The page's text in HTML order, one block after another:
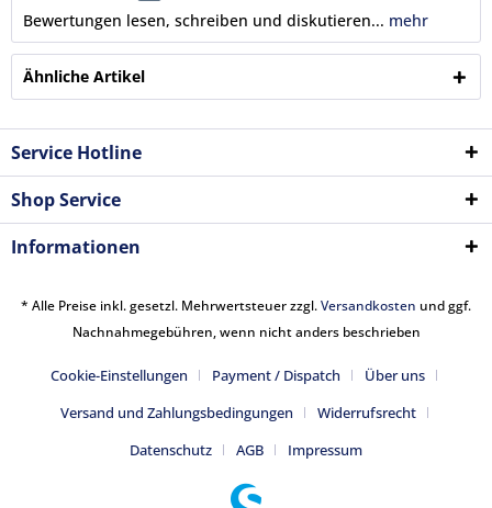
Bewertungen lesen, schreiben und diskutieren... mehr
Ähnliche Artikel
Service Hotline
Shop Service
Informationen
* Alle Preise inkl. gesetzl. Mehrwertsteuer zzgl.Versandkosten und ggf.
Nachnahmegebühren, wenn nicht anders beschrieben
Cookie-Einstellungen Payment / Dispatch
Über uns
Versand und Zahlungsbedingungen
Widerrufsrecht
Datenschutz
AGB Impressum